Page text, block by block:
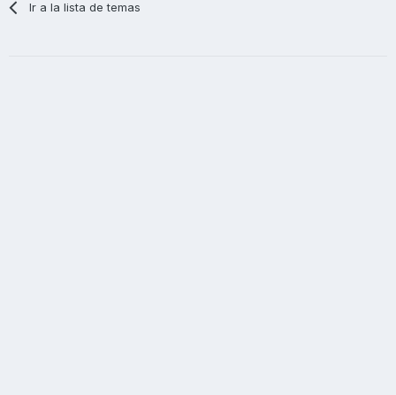
Ir a la lista de temas